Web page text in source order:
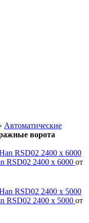
Автоматические
ворота
RSD02 2400 х 6000 от
RSD02 2400 х 5000 от